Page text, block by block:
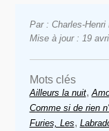
Par : Charles-Henri
Mise à jour : 19
Mots clés
Ailleurs la nuit,
Comme si de rien
Furies, Les,